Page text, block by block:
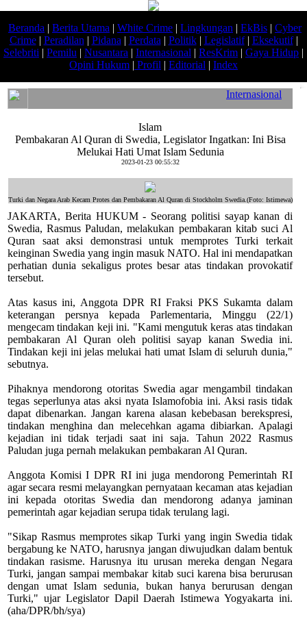
Beranda | Berita Utama | White Crime | Lingkungan | EkBis | Cyber
Crime| Peradilan | Pidana | Perdata | Politik| Legislatif| Eksekutif|
Selebriti | Pemilu | Nusantara | Internasional | ResKrim | Gaya Hidup |
Opini Hukum | Profil | Editorial | Index
Internasional
Islam
Pembakaran Al Quran di Swedia, Legislator Ingatkan: Ini Bisa
Melukai Hati Umat Islam Sedunia
2023-01-23 00:55:32
Turki dan Negara Arab Kecam Protes dan Pembakaran Al Quran di Stockholm Swedia.(Foto: Istimewa)
JAKARTA, Berita HUKUM - Seorang politisi sayap kanan di
Swedia, Rasmus Paludan, melakukan pembakaran kitab suci Al
Quran saat aksi demonstrasi untuk memprotes Turki terkait
keinginan Swedia yang ingin masuk NATO. Hal ini mendapatkan
perhatian dunia sekaligus protes besar atas tindakan provokatif
tersebut.
Atas kasus ini, Anggota DPR RI Fraksi PKS Sukamta dalam
keterangan persnya kepada Parlementaria, Minggu (22/1)
mengecam tindakan keji ini. "Kami mengutuk keras atas tindakan
pembakaran Al Quran oleh politisi sayap kanan Swedia ini.
Tindakan keji ini jelas melukai hati umat Islam di seluruh dunia,"
sebutnya.
Pihaknya mendorong otoritas Swedia agar mengambil tindakan
tegas seperlunya atas aksi nyata Islamofobia ini. Aksi rasis tidak
dapat dibenarkan. Jangan karena alasan kebebasan berekspresi,
tindakan menghina dan melecehkan agama dibiarkan. Apalagi
kejadian ini tidak terjadi saat ini saja. Tahun 2022 Rasmus
Paludan juga pernah melakukan pembakaran Al Quran.
Anggota Komisi I DPR RI ini juga mendorong Pemerintah RI
agar secara resmi melayangkan pernyataan kecaman atas kejadian
ini kepada otoritas Swedia dan mendorong adanya jaminan
pemerintah agar kejadian serupa tidak terulang lagi.
"Sikap Rasmus memprotes sikap Turki yang ingin Swedia tidak
bergabung ke NATO, harusnya jangan diwujudkan dalam bentuk
tindakan rasisme. Harusnya itu urusan mereka dengan Negara
Turki, jangan sampai membakar kitab suci karena bisa berurusan
dengan umat Islam sedunia, bukan hanya berurusan dengan
Turki," ujar Legislator Dapil Daerah Istimewa Yogyakarta ini.
(aha/DPR/bh/sya)